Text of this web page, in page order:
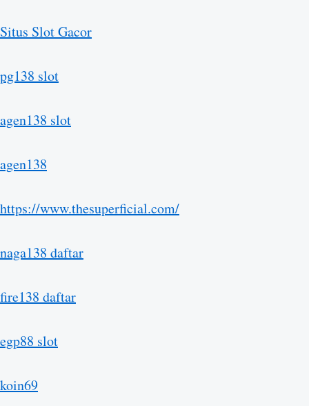
Situs Slot Gacor
pg138 slot
agen138 slot
agen138
https://www.thesuperficial.com/
naga138 daftar
fire138 daftar
egp88 slot
koin69